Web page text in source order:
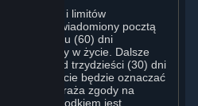
Steam i limitów
zostanie powiadomiony pocztą
(60) dni
zmiany w życie. Dalsze
przez ponad trzydzieści (30) dni
zmian w życie będzie oznaczać
nie wyraża zgody na
mu środkiem jest